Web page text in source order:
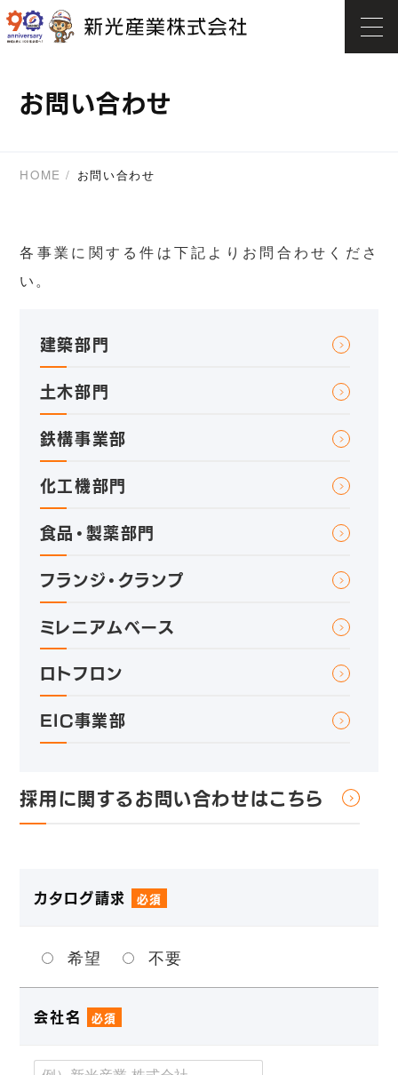
お問い合わせ
HOME お問い合わせ
各事業に関する件は下記よりお問合わせくださ
い。
建築部門
土木部門
鉄構事業部
化工機部門
食品・製薬部門
フランジ・クランプ
ミレニアムベース
ロトフロン
EIC事業部
採用に関するお問い合わせはこちら
カタログ請求 必須
希望 不要
会社名 必須